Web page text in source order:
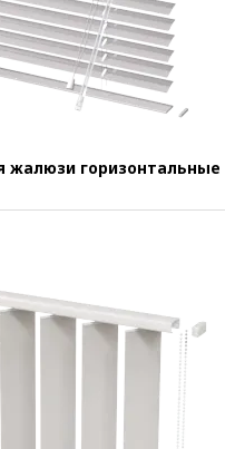
жалюзи горизонтальные